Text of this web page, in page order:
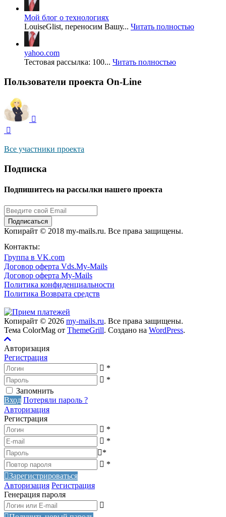
Мой блог о технологиях
LouiseGlist, переносим Вашу... Читать полностью
yahoo.com
Тестовая рассылка: 100... Читать полностью
Пользователи проекта On-Line
Все участники проекта
Подписка
Подпишитесь на рассылки нашего проекта
Подписаться
Копирайт © 2018 my-mails.ru. Все права защищены.
Контакты:
Группа в VK.com
Договор оферта Vds.My-Mails
Договор оферта My-Mails
Политика конфиденциальности
Политика Возврата средств
Копирайт © 2026 my-mails.ru. Все права защищены.
Тема ColorMag от ThemeGrill. Создано на WordPress.
Авторизация
Регистрация
*
*
Запомнить
Вход Потеряли пароль ?
Авторизация
Регистрация
*
*
*
*
Зарегистрироваться
Авторизация Регистрация
Генерация пароля